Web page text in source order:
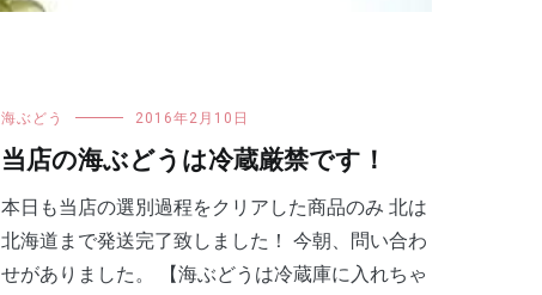
海ぶどう 2016年2月10日
当店の海ぶどうは冷蔵厳禁です！
本日も当店の選別過程をクリアした商品のみ 北は
北海道まで発送完了致しました！ 今朝、問い合わ
せがありました。 【海ぶどうは冷蔵庫に入れちゃ